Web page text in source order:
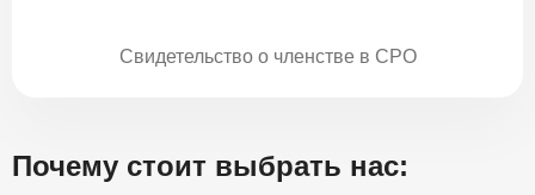
Свидетельство о членстве в СРО
Почему стоит выбрать нас: